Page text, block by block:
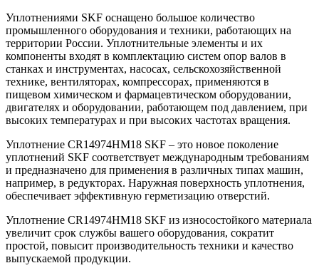
Уплотнениями SKF оснащено большое количество
промышленного оборудования и техники, работающих на
территории России. Уплотнительные элементы и их
компоненты входят в комплектацию систем опор валов в
станках и инструментах, насосах, сельскохозяйственной
технике, вентиляторах, компрессорах, применяются в
пищевом химическом и фармацевтическом оборудовании,
двигателях и оборудовании, работающем под давлением, при
высоких температурах и при высоких частотах вращения.
Уплотнение CR14974HM18 SKF – это новое поколение
уплотнений SKF соответствует международным требованиям
и предназначено для применения в различных типах машин,
например, в редукторах. Наружная поверхность уплотнения,
обеспечивает эффективную герметизацию отверстий.
Уплотнение CR14974HM18 SKF из износостойкого материала
увеличит срок службы вашего оборудования, сократит
простой, повысит производительность техники и качество
выпускаемой продукции.